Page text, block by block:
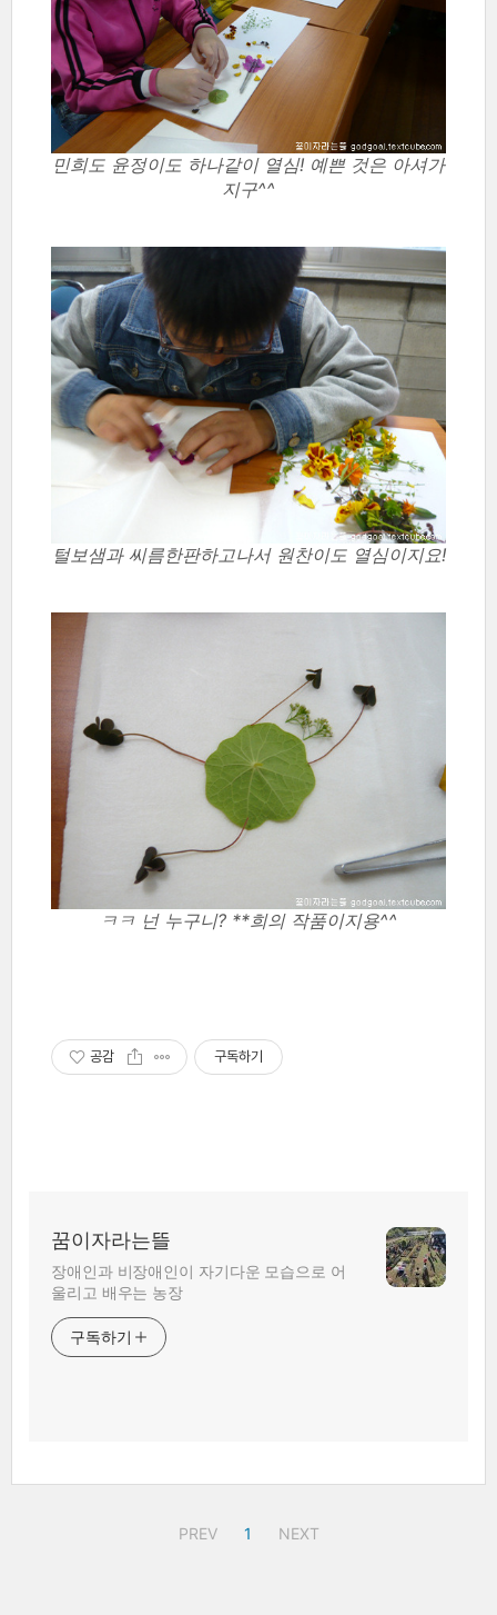
민희도 윤정이도 하나같이 열심! 예쁜 것은 아셔가
지구^^
털보샘과 씨름한판하고나서 원찬이도 열심이지요!
ㅋㅋ 넌 누구니? **희의 작품이지용^^
공감 구독하기
꿈이자라는뜰
장애인과 비장애인이 자기다운 모습으로 어
울리고 배우는 농장
구독하기
PREV 1 NEXT